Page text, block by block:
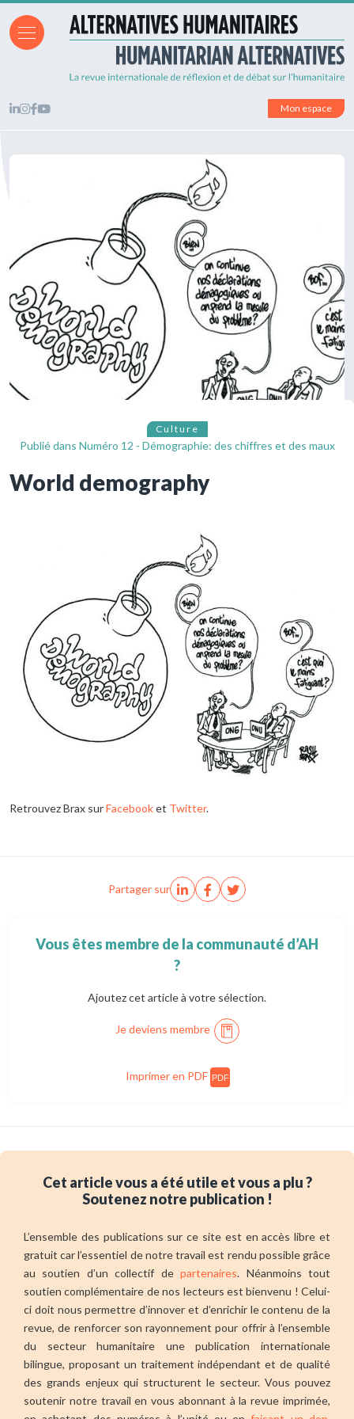
Mon espace
Culture
Publié dans Numéro 12 - Démographie: des chiffres et des maux
World demography
Retrouvez Brax surFacebooket Twitter.
Partager sur
Vous êtes membre de la communauté d’AH
?
Ajoutez cet article à votre sélection.
Je deviens membre
Imprimer en PDF PDF
Cet article vous a été utile et vous a plu ?
Soutenez notre publication !
L’ensemble des publications sur ce site est en accès libre et
gratuit car l’essentiel de notre travail est rendu possible grâce
au soutien d’un collectif departenaires. Néanmoins tout
soutien complémentaire de nos lecteurs est bienvenu ! Celui-
ci doit nous permettre d’innover et d’enrichir le contenu de la
revue, de renforcer son rayonnement pour offrir à l’ensemble
du secteur humanitaire une publication internationale
bilingue, proposant un traitement indépendant et de qualité
des grands enjeux qui structurent le secteur. Vous pouvez
soutenir notre travail en vous abonnant à la revue imprimée,